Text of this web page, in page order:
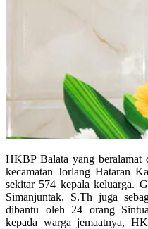
HKBP Balata yang beralamat
kecamatan Jorlang Hataran
sekitar 574 kepala keluarga.
Simanjuntak, S.Th juga
dibantu oleh 24 orang
kepada warga jemaatnya,